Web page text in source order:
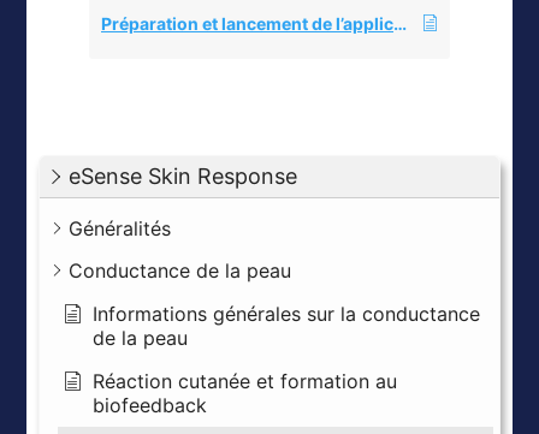
eSense Skin Response
Généralités
Conductance de la peau
Informations générales sur la conductance
de la peau
Réaction cutanée et formation au
biofeedback
Préparation et lancement de l’application